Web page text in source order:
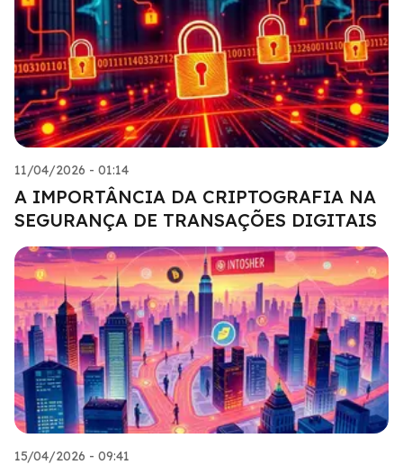
11/04/2026 - 01:14
A IMPORTÂNCIA DA CRIPTOGRAFIA NA
SEGURANÇA DE TRANSAÇÕES DIGITAIS
15/04/2026 - 09:41